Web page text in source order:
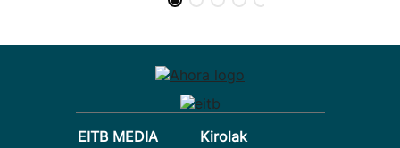
EITB MEDIA
Kirolak